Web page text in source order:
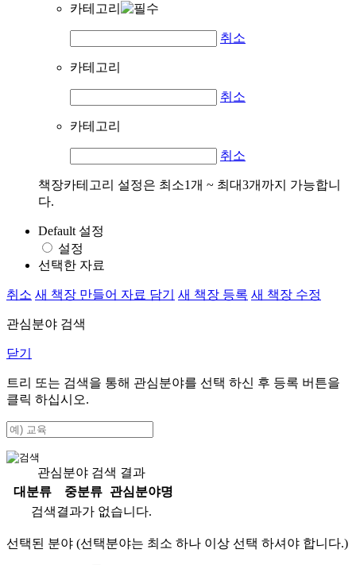
카테고리
취소
카테고리
취소
카테고리
취소
책장카테고리 설정은 최소1개 ~ 최대3개까지 가능합니
다.
Default 설정
설정
선택한 자료
취소 새 책장 만들어 자료 담기 새 책장 등록 새 책장 수정
관심분야 검색
닫기
트리 또는 검색을 통해 관심분야를 선택 하신 후 등록 버튼을
클릭 하십시오.
관심분야 검색 결과
대분류
중분류
관심분야명
검색결과가 없습니다.
선택된 분야 (선택분야는 최소 하나 이상 선택 하셔야 합니다.)